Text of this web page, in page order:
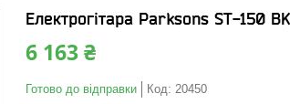
Електрогітара Parksons ST-150 BK
6 163 ₴
Готово до відправки Код: 20450